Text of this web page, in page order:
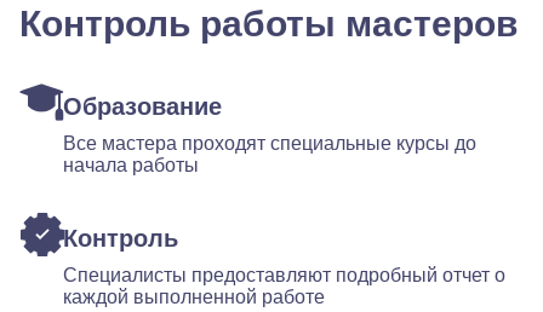
Контроль работы мастеров
Образование
Все мастера проходят специальные курсы до
начала работы
Контроль
Специалисты предоставляют подробный отчет о
каждой выполненной работе